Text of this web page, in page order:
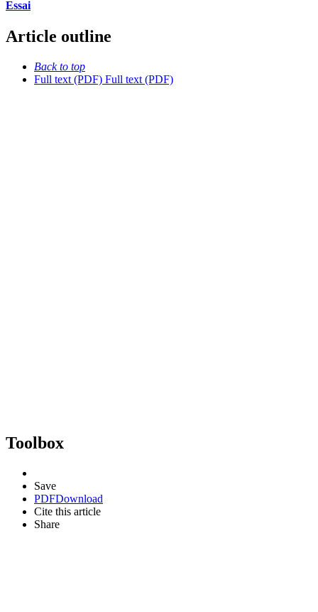
Essai
Article outline
Back to top
Full text (PDF) Full text (PDF)
Toolbox
Save
PDFDownload
Cite this article
Share